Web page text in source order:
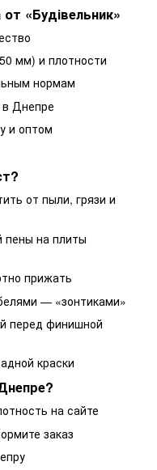
«Будівельник»
мм) и плотности
нормам
в Днепре
и оптом
от пыли, грязи и
пены на плиты
прижать
— «зонтиками»
перед финишной
краски
на сайте
заказ